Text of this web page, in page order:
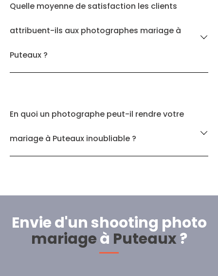
Quelle moyenne de satisfaction les clients
attribuent-ils aux photographes mariage à
Puteaux ?
En quoi un photographe peut-il rendre votre
mariage à Puteaux inoubliable ?
Envie d'un shooting photo
mariageà Puteaux?